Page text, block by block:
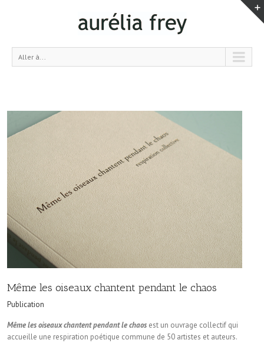
Aller à...
Même les oiseaux chantent pendant le chaos
Publication
Même les oiseaux chantent pendant le chaos est un ouvrage collectif qui
accueille une respiration poétique commune de 50 artistes et auteurs.